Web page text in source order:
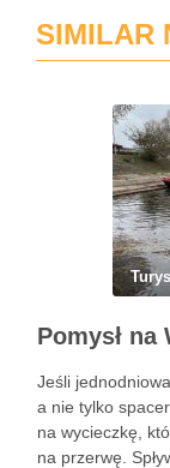
SIMILAR
Jeśli
a nie tylko
na wycieczkę,
na przerwę.